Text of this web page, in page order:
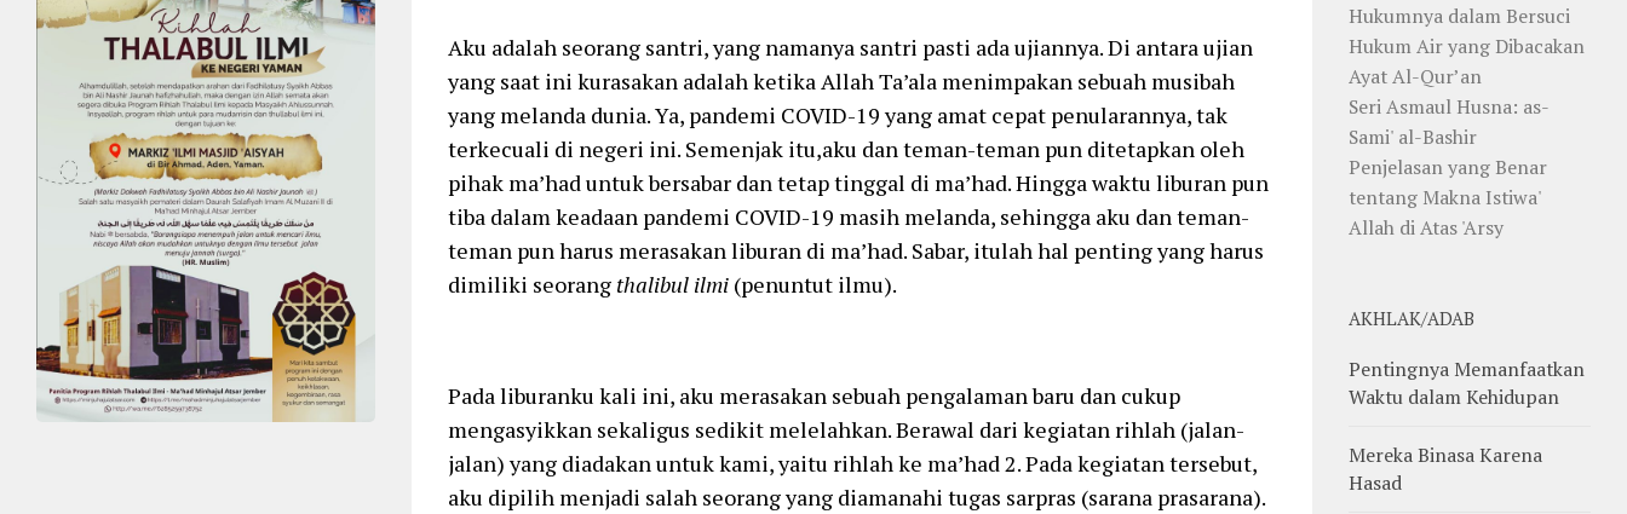
Aku adalah seorang santri, yang namanya santri pasti ada ujiannya. Di antara ujian
yang saat ini kurasakan adalah ketika Allah Ta’ala menimpakan sebuah musibah
yang melanda dunia. Ya, pandemi COVID-19 yang amat cepat penularannya, tak
terkecuali di negeri ini. Semenjak itu,aku dan teman-teman pun ditetapkan oleh
pihak ma’had untuk bersabar dan tetap tinggal di ma’had. Hingga waktu liburan pun
tiba dalam keadaan pandemi COVID-19 masih melanda, sehingga aku dan teman-
teman pun harus merasakan liburan di ma’had. Sabar, itulah hal penting yang harus
dimiliki seorang thalibul ilmi (penuntut ilmu).
Pada liburanku kali ini, aku merasakan sebuah pengalaman baru dan cukup
mengasyikkan sekaligus sedikit melelahkan. Berawal dari kegiatan rihlah (jalan-
jalan) yang diadakan untuk kami, yaitu rihlah ke ma’had 2. Pada kegiatan tersebut,
aku dipilih menjadi salah seorang yang diamanahi tugas sarpras (sarana prasarana).
Hukumnya dalam Bersuci
Hukum Air yang Dibacakan
Ayat Al-Qur’an
Seri Asmaul Husna: as-
Sami' al-Bashir
Penjelasan yang Benar
tentang Makna Istiwa'
Allah di Atas 'Arsy
AKHLAK/ADAB
Pentingnya Memanfaatkan
Waktu dalam Kehidupan
Mereka Binasa Karena
Hasad